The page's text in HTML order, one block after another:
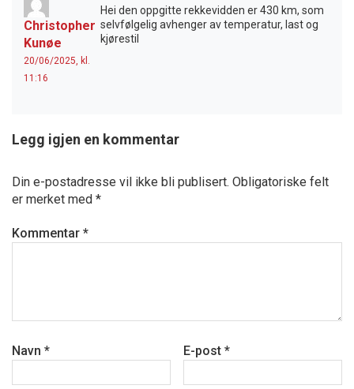
Christopher
Kunøe
20/06/2025, kl.
11:16
Hei den oppgitte rekkevidden er 430 km, som
selvfølgelig avhenger av temperatur, last og
kjørestil
Legg igjen en kommentar
Din e-postadresse vil ikke bli publisert. Obligatoriske felt
er merket med *
Kommentar *
Navn * E-post*